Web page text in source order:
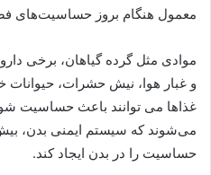
معمول هنگام بروز حساسیت‌های
موادی مثل گرده گیاهان، برخی
و غبار هوا، نیش حشرات، حیوانات
غذاها می توانند باعث حساسیت
می‌شوند که سیستم ایمنی بدن،
حساسیت را در بدن ایجاد کند.